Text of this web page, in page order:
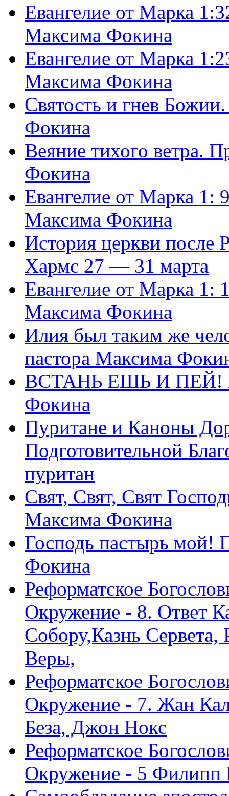
Евангелие от Марка
Максима Фокина
Евангелие от Марка
Максима Фокина
Святость и гнев
Фокина
Веяние тихого ветра.
Фокина
Евангелие от Марка 1:
Максима Фокина
История церкви
Хармс 27 — 31 марта
Евангелие от Марка 1:
Максима Фокина
Илия был таким же
пастора Максима
ВСТАНЬ ЕШЬ И ПЕЙ!
Фокина
Пуритане и Каноны
Подготовительной
пуритан
Свят, Свят, Свят
Максима Фокина
Господь пастырь мой!
Фокина
Реформатское
Окружение - 8. Ответ
Собору,Казнь Сервета,
Веры,
Реформатское
Окружение - 7. Жан
Беза, Джон Нокс
Реформатское
Окружение - 5 Филипп